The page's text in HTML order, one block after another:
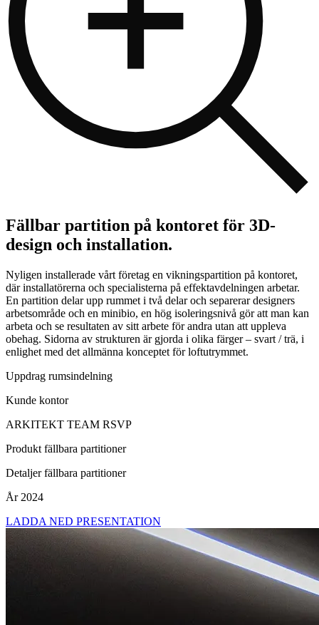
Fällbar partition på kontoret för 3D-
design och installation.
Nyligen installerade vårt företag en vikningspartition på kontoret,
där installatörerna och specialisterna på effektavdelningen arbetar.
En partition delar upp rummet i två delar och separerar designers
arbetsområde och en minibio, en hög isoleringsnivå gör att man kan
arbeta och se resultaten av sitt arbete för andra utan att uppleva
obehag. Sidorna av strukturen är gjorda i olika färger – svart / trä, i
enlighet med det allmänna konceptet för loftutrymmet.
Uppdrag rumsindelning
Kunde kontor
ARKITEKT TEAM RSVP
Produkt fällbara partitioner
Detaljer fällbara partitioner
År 2024
LADDA NED PRESENTATION